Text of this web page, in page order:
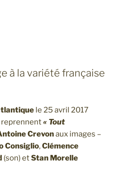
à la variété française
le 25 avril 2017
reprennent« Tout
Crevonaux images –
Consiglio,Clémence
(son) etStan Morelle